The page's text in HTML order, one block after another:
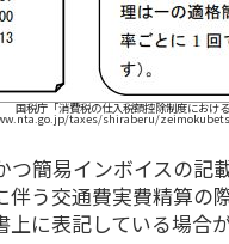
国税庁「消費税の仕入税額控除制度におけ
taxes/shiraberu/
つ簡易インボイスの記
伴う交通費実費精算の
に表記している場合